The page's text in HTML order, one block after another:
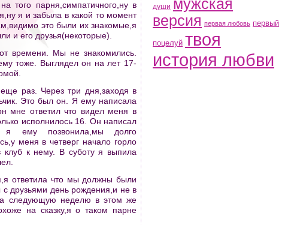
того парня,симпатичного,ну в
я и забыла в какой то момент
это были их знакомые,я
и его друзья(некоторые).
времени. Мы не знакомились.
тоже. Выглядел он на лет 17-
раз. Через три дня,заходя в
Это был он. Я ему написала
мне ответил что видел меня в
исполнилось 16. Он написал
я ему позвонила,мы долго
меня в четверг начало горло
клуб к нему. В суботу я выпила
ответила что мы должны были
с друзьями день рождения,и не в
следующую неделю в этом же
на сказку,я о таком парне
души мужская
версия первая любовь первый
поцелуй твоя
история любви